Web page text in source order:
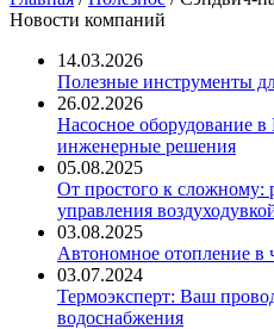
Новости компаний
14.03.2026
Полезные инструменты
26.02.2026
Насосное оборудование
инженерные решения
05.08.2025
От простого к сложному:
управления
03.08.2025
Автономное отопление в
03.07.2024
Термоэксперт: Ваш
водоснабжения